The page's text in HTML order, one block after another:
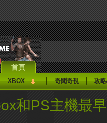
首頁
XBOX 奇聞奇視 攻
和PS主機最